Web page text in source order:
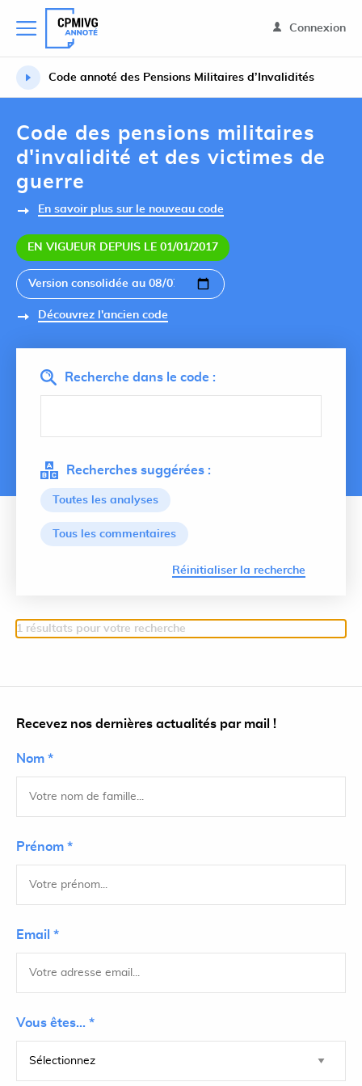
Connexion
Code annoté des Pensions Militaires d’Invalidités
Code des pensions militaires
d'invalidité et des victimes de
guerre
En savoir plus sur le nouveau code
EN VIGUEUR DEPUIS LE 01/01/2017
Découvrez l'ancien code
Recherche dans le code :
Recherches suggérées :
Toutes les analyses
Tous les commentaires
Réinitialiser la recherche
1 résultats pour votre recherche
Recevez nos dernières actualités par mail !
Nom *
Prénom *
Email *
Vous êtes... *